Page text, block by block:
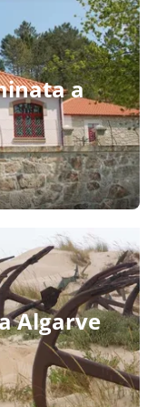
a
Algarve